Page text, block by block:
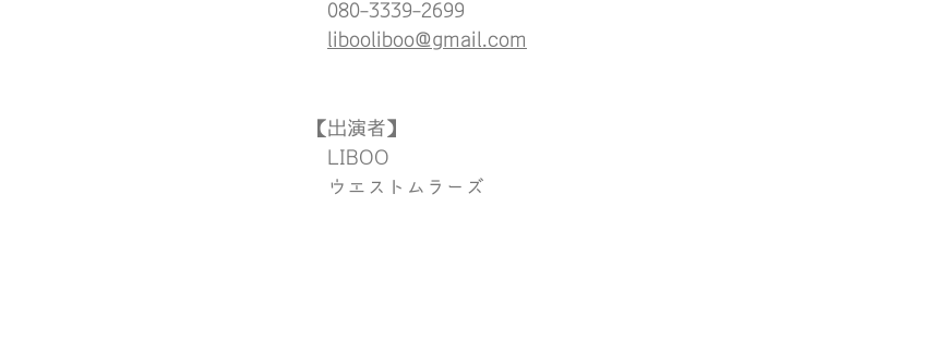
080-3339-2699
libooliboo@gmail.com
【出演者】
LIBOO
ウエストムラーズ